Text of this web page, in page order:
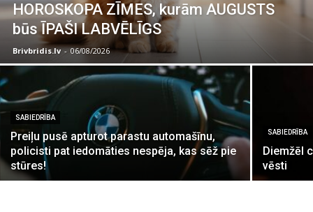
HOROSKOPA ZĪMES, kurām AUGUSTS
būs ĪPAŠI LABVĒLĪGS
Brivbridis.lv - 06/08/2026
SABIEDRĪBA
Preiļu pusē apturot parastu automašīnu,
policisti pat iedomāties nespēja, kas sēž pie
stūres!
SABIEDRĪBA
Diemžēl
vēsti